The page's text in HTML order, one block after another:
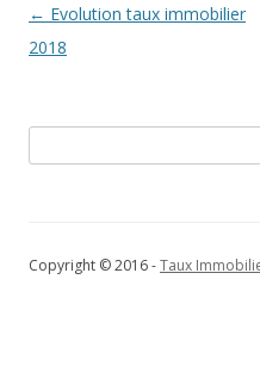
Navigation
des
← Evolution taux immobilier
2018
Copyright © 2016 -Taux